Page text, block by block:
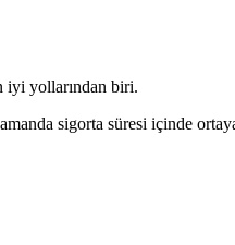
iyi yollarından biri.
sigorta süresi içinde